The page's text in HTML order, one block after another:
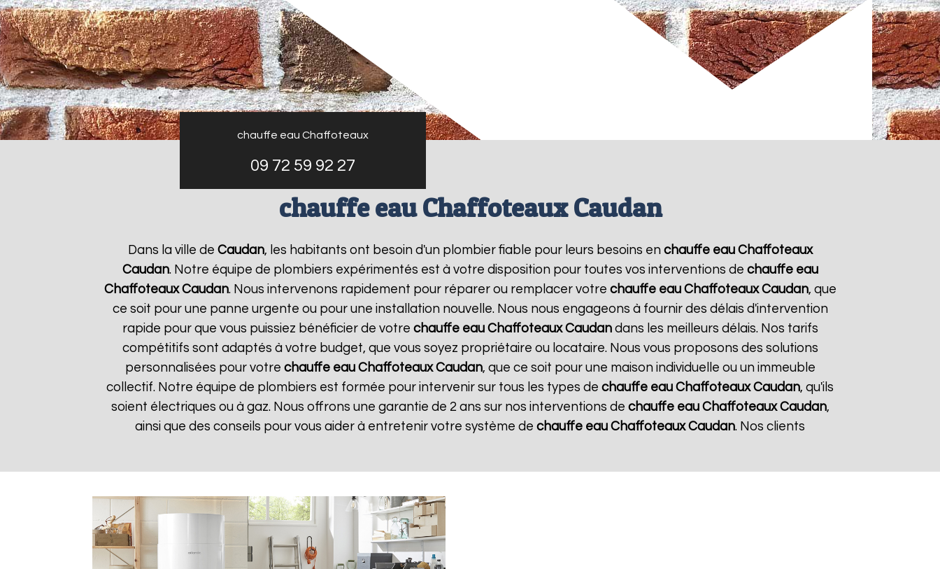
chauffe eau Chaffoteaux
09 72 59 92 27
chauffe eau Chaffoteaux Caudan
Dans la ville de Caudan, les habitants ont besoin d'un plombier fiable pour leurs besoins en chauffe eau Chaffoteaux
Caudan. Notre équipe de plombiers expérimentés est à votre disposition pour toutes vos interventions de chauffe eau
Chaffoteaux Caudan. Nous intervenons rapidement pour réparer ou remplacer votre chauffe eau Chaffoteaux Caudan, que
ce soit pour une panne urgente ou pour une installation nouvelle. Nous nous engageons à fournir des délais d'intervention
rapide pour que vous puissiez bénéficier de votre chauffe eau Chaffoteaux Caudandans les meilleurs délais. Nos tarifs
compétitifs sont adaptés à votre budget, que vous soyez propriétaire ou locataire. Nous vous proposons des solutions
personnalisées pour votre chauffe eau Chaffoteaux Caudan, que ce soit pour une maison individuelle ou un immeuble
collectif. Notre équipe de plombiers est formée pour intervenir sur tous les types de chauffe eau Chaffoteaux Caudan, qu'ils
soient électriques ou à gaz. Nous offrons une garantie de 2 ans sur nos interventions de chauffe eau Chaffoteaux Caudan,
ainsi que des conseils pour vous aider à entretenir votre système de chauffe eau Chaffoteaux Caudan. Nos clients